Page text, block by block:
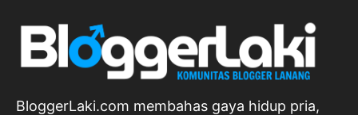
BloggerLaki.com membahas gaya hidup pria,